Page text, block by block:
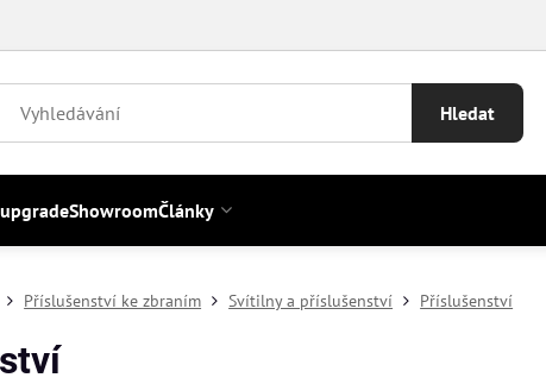
Hledat
ShowroomČlánky
Příslušenství ke zbraním Svítilny a příslušenství Příslušenství